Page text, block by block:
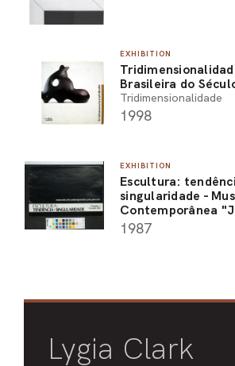
EXHIBITION
Brasileira do
Tridimensionalidade
1998
EXHIBITION
Escultura:
singularidade -
Contemporânea
1987
Lygia Clark